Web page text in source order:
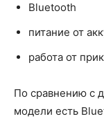
Bluetooth
питание от
работа от
По сравнению с
модели есть